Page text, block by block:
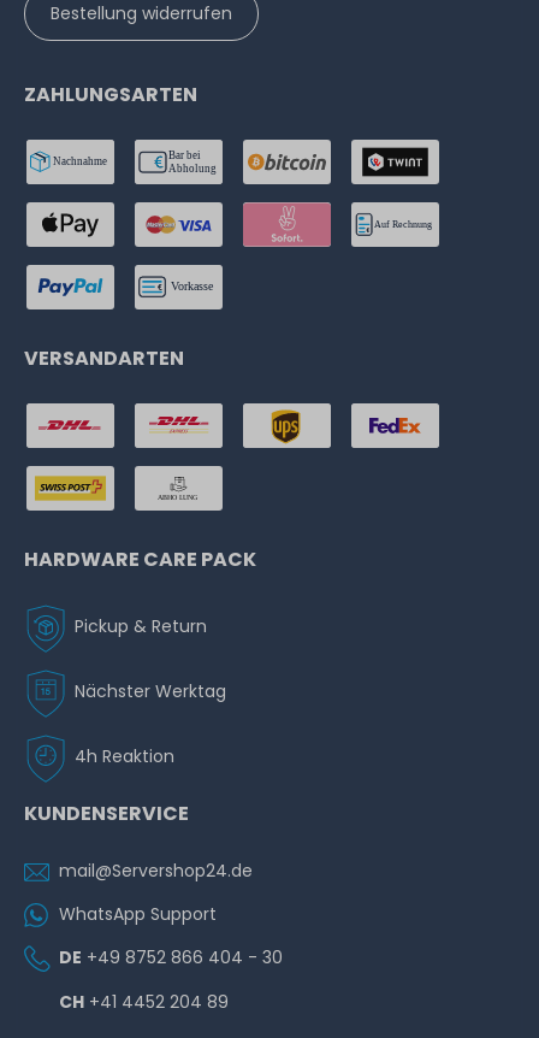
Bestellung widerrufen
ZAHLUNGSARTEN
VERSANDARTEN
HARDWARE CARE PACK
Pickup & Return
Nächster Werktag
4h Reaktion
KUNDENSERVICE
mail@Servershop24.de
WhatsApp Support
DE +49 8752 866 404 - 30
CH +41 4452 204 89